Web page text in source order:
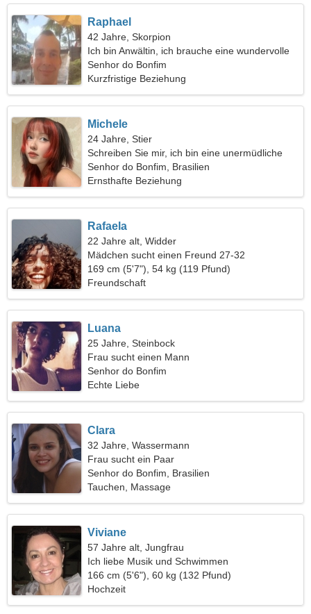
Raphael
42 Jahre, Skorpion
Ich bin Anwältin, ich brauche eine wundervolle
Frau
Senhor do Bonfim
Kurzfristige Beziehung
Michele
24 Jahre, Stier
Schreiben Sie mir, ich bin eine unermüdliche
Frau
Senhor do Bonfim, Brasilien
Ernsthafte Beziehung
Rafaela
22 Jahre alt, Widder
Mädchen sucht einen Freund 27-32
169 cm (5'7"), 54 kg (119 Pfund)
Freundschaft
Luana
25 Jahre, Steinbock
Frau sucht einen Mann
Senhor do Bonfim
Echte Liebe
Clara
32 Jahre, Wassermann
Frau sucht ein Paar
Senhor do Bonfim, Brasilien
Tauchen, Massage
Viviane
57 Jahre alt, Jungfrau
Ich liebe Musik und Schwimmen
166 cm (5'6"), 60 kg (132 Pfund)
Hochzeit